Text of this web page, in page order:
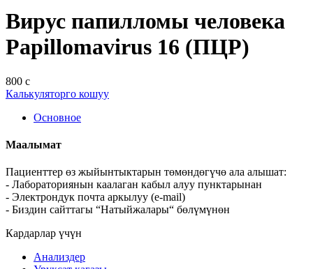
Вирус папилломы человека
Papillomavirus 16 (ПЦР)
800 с
Калькуляторго кошуу
Основное
Маалымат
Пациенттер өз жыйынтыктарын төмөндөгүчө ала алышат:
- Лабораториянын каалаган кабыл алуу пунктарынан
- Электрондук почта аркылуу (e-mail)
- Биздин сайттагы “Натыйжалары“ бөлүмүнөн
Кардарлар үчүн
Анализдер